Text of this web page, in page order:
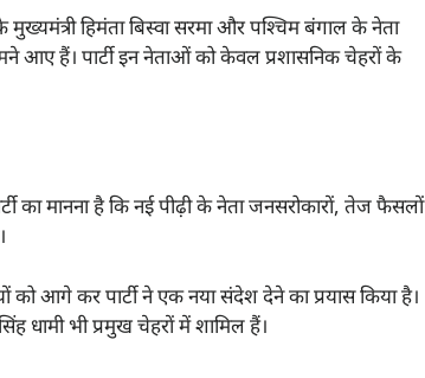
हिमंता बिस्वा सरमा और पश्चिम बंगाल के नेता
आए हैं। पार्टी इन नेताओं को केवल प्रशासनिक चेहरों के
का मानना है कि नई पीढ़ी के नेता जनसरोकारों, तेज फैसलों
को आगे कर पार्टी ने एक नया संदेश देने का प्रयास किया है।
धामी भी प्रमुख चेहरों में शामिल हैं।